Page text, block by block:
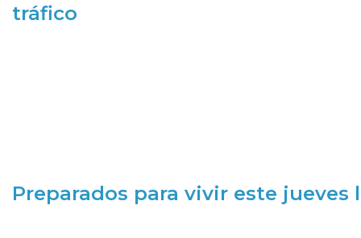
tráfico
Preparados para vivir este jueves